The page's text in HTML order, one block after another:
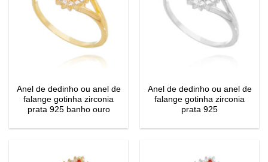
Anel de dedinho ou anel de
falange gotinha zirconia
prata 925 banho ouro
Anel de dedinho ou anel de
falange gotinha zirconia
prata 925